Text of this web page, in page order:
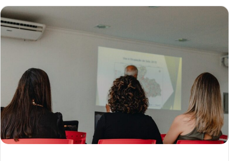
mail